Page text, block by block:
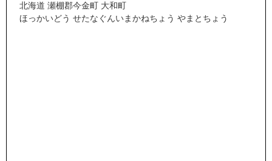
北海道 瀬棚郡今金町 大和町
ほっかいどう せたなぐんいまかねちょう やまとちょう